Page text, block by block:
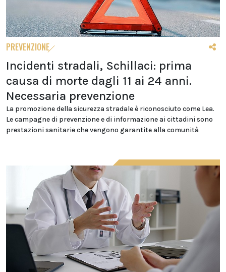
PREVENZIONE
Incidenti stradali, Schillaci: prima
causa di morte dagli 11 ai 24 anni.
Necessaria prevenzione
La promozione della sicurezza stradale è riconosciuto come Lea.
Le campagne di prevenzione e di informazione ai cittadini sono
prestazioni sanitarie che vengono garantite alla comunità